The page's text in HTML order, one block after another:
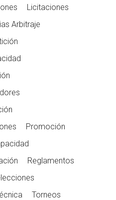
Licitaciones
Arbitraje
Promoción
Reglamentos
Torneos